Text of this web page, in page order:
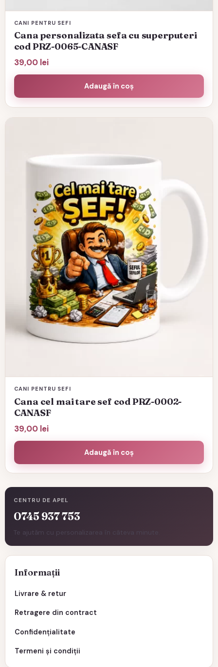
CENTRU DE APEL
0745 937 753
Te ajutăm cu personalizarea în câteva minute.
Informații
Livrare & retur
Retragere din contract
Confidențialitate
Termeni și condiții
CANI PENTRU SEFI
Cana personalizata sefa cu superputeri
cod PRZ-0065-CANASF
39,00 lei
Adaugă în coș
CANI PENTRU SEFI
Cana cel mai tare sef cod PRZ-0002-
CANASF
39,00 lei
Adaugă în coș